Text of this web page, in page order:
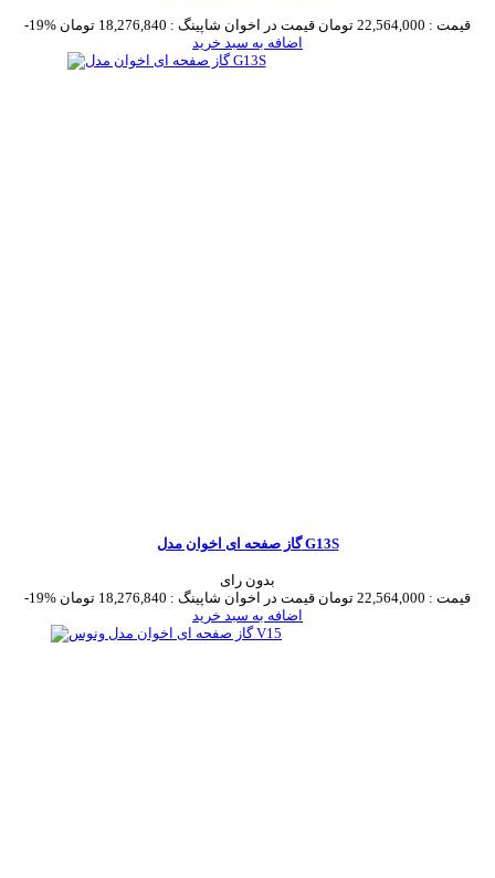
-19% قیمت : 22,564,000 تومان قیمت در اخوان شاپینگ : 18,276,840 تومان
اضافه به سبد خرید
گاز صفحه ای اخوان مدل G13S
بدون رای
-19%
قیمت : 22,564,000 تومان قیمت در اخوان شاپینگ : 18,276,840 تومان
اضافه به سبد خرید